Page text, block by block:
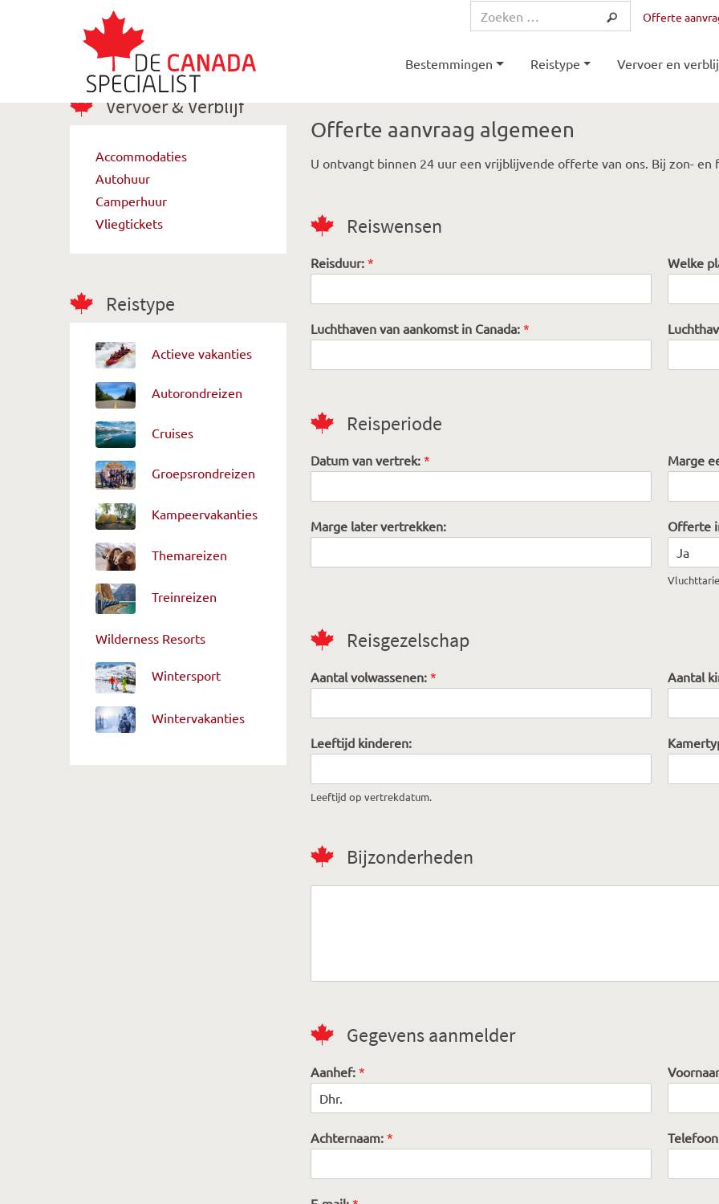
Offerte
Bestemmingen Reistype Vervoer en
Vervoer & Verblijf
Accommodaties
Autohuur
Camperhuur
Vliegtickets
Reistype
Actieve vakanties
Autorondreizen
Cruises
Groepsrondreizen
Kampeervakanties
Themareizen
Treinreizen
Wilderness Resorts
Wintersport
Wintervakanties
Offerte aanvraag algemeen
U ontvangt binnen 24 uur een vrijblijvende offerte van ons. Bij zon-
Reiswensen
Reisduur: * Welke
Luchthaven van aankomst in Canada: *
Reisperiode
Datum van vertrek: * Marge
Marge later vertrekken: Offerte
Reisgezelschap
Aantal volwassenen: * Aantal
Leeftijd kinderen:
Leeftijd op vertrekdatum.
Bijzonderheden
Gegevens aanmelder
Aanhef: *
Achternaam: *